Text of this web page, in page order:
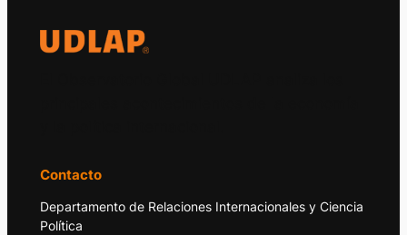
Contacto
Departamento de Relaciones Internacionales y Ciencia
Política